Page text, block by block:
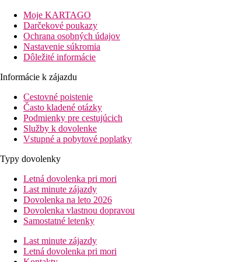
Vybavenie:
Hotel ponúka priestranné, pohodlné priestory s
K jeho vybaveniu patrí hlavný lounge bar s barom pri
slnečníky.
Má bufetovú reštauráciu s veľkým množstvom
Je tu možnosť 1x týždenne lekársko-zdravotnú pomoc,
Má tiež ďalšie služby ako je zmenáreň v samotnom
postihnutím.
K vonkajšiemu vybaveniu hotela patrí bazén. Tu sú k
Stravovanie
Ubytovanie je poskytované s raňajkami, polpenziou a
Využitie niektorých zariadení a aktivít môže byť
Moje KARTAGO
Darčekové poukazy
Ochrana osobných údajov
Nastavenie súkromia
Dôležité informácie
Informácie k zájazdu
Cestovné poistenie
Často kladené otázky
Podmienky pre cestujúcich
Služby k dovolenke
Vstupné a pobytové poplatky
Typy dovolenky
Letná dovolenka pri mori
Last minute zájazdy
Dovolenka na leto 2026
Dovolenka vlastnou dopravou
Samostatné letenky
Last minute zájazdy
Letná dovolenka pri mori